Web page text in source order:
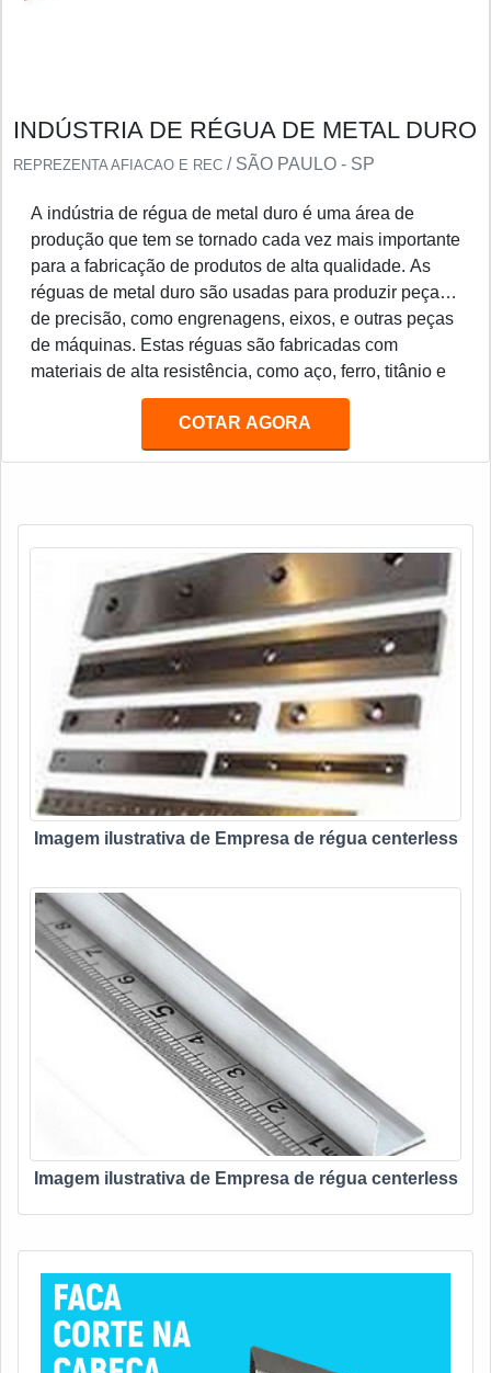
INDÚSTRIA DE RÉGUA DE METAL DURO
REPREZENTA AFIACAO E REC / SÃO PAULO - SP
A indústria de régua de metal duro é uma área de
produção que tem se tornado cada vez mais importante
para a fabricação de produtos de alta qualidade. As
réguas de metal duro são usadas para produzir peças
de precisão, como engrenagens, eixos, e outras peças
de máquinas. Estas réguas são fabricadas com
materiais de alta resistência, como aço, ferro, titânio e
outros metais duros. Estes materiais são resistentes ao
desgaste e à corrosão, o que torna as réguas de metal
duro ideais para a produção de peças de precisão.
necessidade de manutenção.
COTAR AGORA
Imagem ilustrativa de Empresa de régua centerless
Imagem ilustrativa de Empresa de régua centerless